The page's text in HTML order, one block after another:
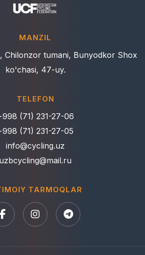
MANZIL
Chilonzor tumani, Bunyodkor Shox
ko'chasi, 47-uy.
TELEFON
(71) 231-27-06
(71) 231-27-05
info@cycling.uz
uzbcycling@mail.ru
TARMOQLAR